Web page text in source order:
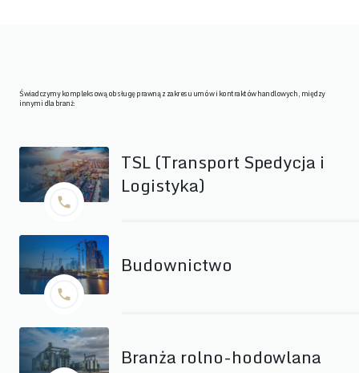
Świadczymy kompleksową obsługę prawną z zakresu umów i kontraktów handlowych, między
innymi dla branż:
TSL (Transport Spedycja i
Logistyka)
Budownictwo
Branża rolno-hodowlana